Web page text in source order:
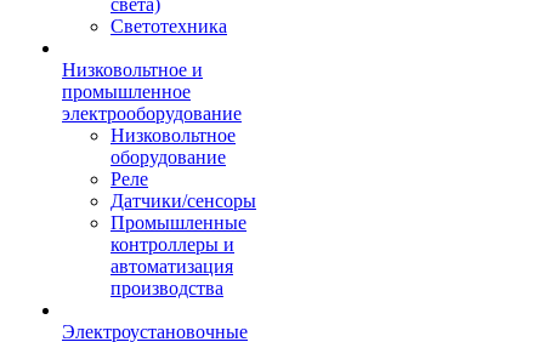
света)
Светотехника
Низковольтное и
промышленное
электрооборудование
Низковольтное
оборудование
Реле
Датчики/сенсоры
Промышленные
контроллеры и
автоматизация
производства
Электроустановочные